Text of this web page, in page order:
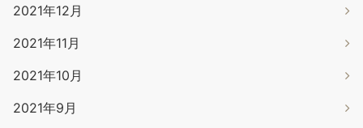
2021年12月
2021年11月
2021年10月
2021年9月